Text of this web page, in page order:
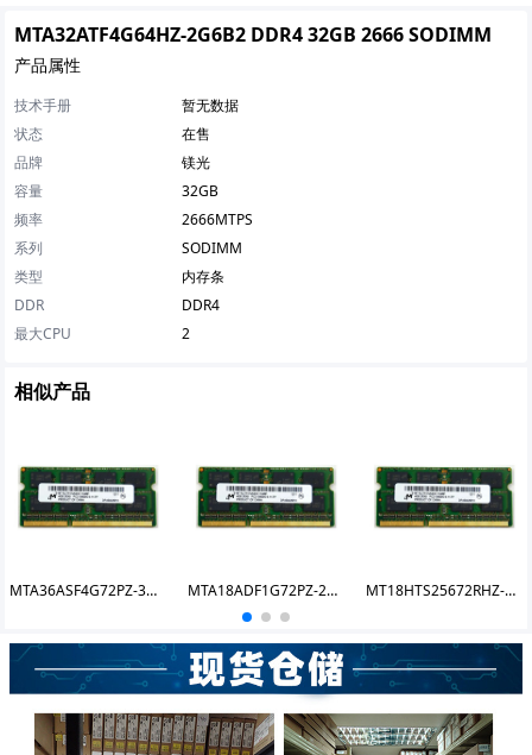
MTA32ATF4G64HZ-2G6B2 DDR4 32GB 2666 SODIMM
产品属性
技术手册
暂无数据
状态
在售
品牌
镁光
容量
32GB
频率
2666MTPS
系列
SODIMM
类型
内存条
DDR
DDR4
最大CPU
2
相似产品
MTA36ASF4G72PZ-3G2J3 DDR4 32GB 3200 RDIMM MTA18ADF1G72PZ-2G3B1 DDR4 8GB 2400 RDIMM MT18HTS25672RHZ-80EM1